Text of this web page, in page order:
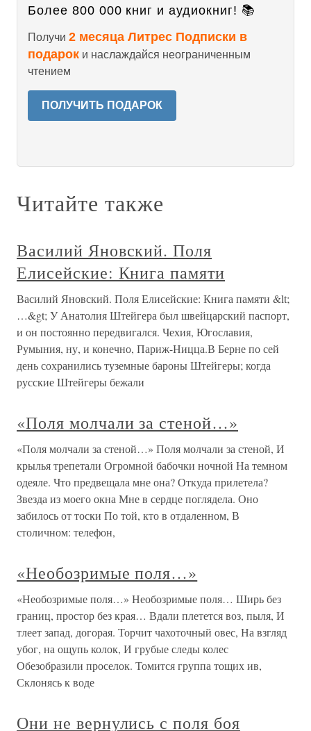
Более 800 000 книг и аудиокниг! 📚
Получи 2 месяца Литрес Подписки в
подарок и наслаждайся неограниченным
чтением
ПОЛУЧИТЬ ПОДАРОК
Читайте также
Василий Яновский. Поля
Елисейские: Книга памяти
Василий Яновский. Поля Елисейские: Книга памяти &lt;
…&gt; У Анатолия Штейгера был швейцарский паспорт,
и он постоянно передвигался. Чехия, Югославия,
Румыния, ну, и конечно, Париж-Ницца.В Берне по сей
день сохранились туземные бароны Штейгеры; когда
русские Штейгеры бежали
«Поля молчали за стеной…»
«Поля молчали за стеной…» Поля молчали за стеной, И
крылья трепетали Огромной бабочки ночной На темном
одеяле. Что предвещала мне она? Откуда прилетела?
Звезда из моего окна Мне в сердце поглядела. Оно
забилось от тоски По той, кто в отдаленном, В
столичном: телефон,
«Необозримые поля…»
«Необозримые поля…» Необозримые поля… Ширь без
границ, простор без края… Вдали плетется воз, пыля, И
тлеет запад, догорая. Торчит чахоточный овес, На взгляд
убог, на ощупь колок, И грубые следы колес
Обезобразили проселок. Томится группа тощих ив,
Склонясь к воде
Они не вернулись с поля боя